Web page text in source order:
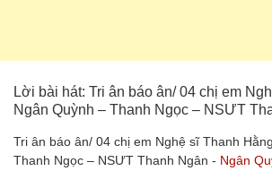
Lời bài hát: Tri ân báo ân/ 04 chị em
Ngân Quỳnh – Thanh Ngọc – NSƯT
Tri ân báo ân/ 04 chị em Nghệ sĩ Thanh
Thanh Ngọc – NSƯT Thanh Ngân - Ngân